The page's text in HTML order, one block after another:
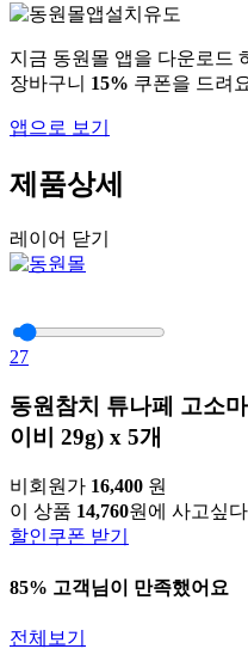
지금 동원몰 앱을 다운로드
장바구니 15% 쿠폰을 드려
앱으로 보기
제품상세
레이어 닫기
27
동원참치 튜나페 고소
이비 29g) x 5개
비회원가 16,400 원
이 상품 14,760원에 사고싶
할인쿠폰 받기
85% 고객님이 만족했어요
전체보기